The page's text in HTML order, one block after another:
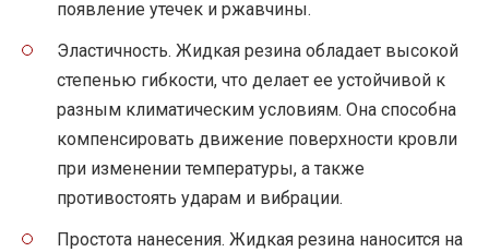
появление утечек и ржавчины.
Эластичность. Жидкая резина обладает высокой
степенью гибкости, что делает ее устойчивой к
разным климатическим условиям. Она способна
компенсировать движение поверхности кровли
при изменении температуры, а также
противостоять ударам и вибрации.
Простота нанесения. Жидкая резина наносится на